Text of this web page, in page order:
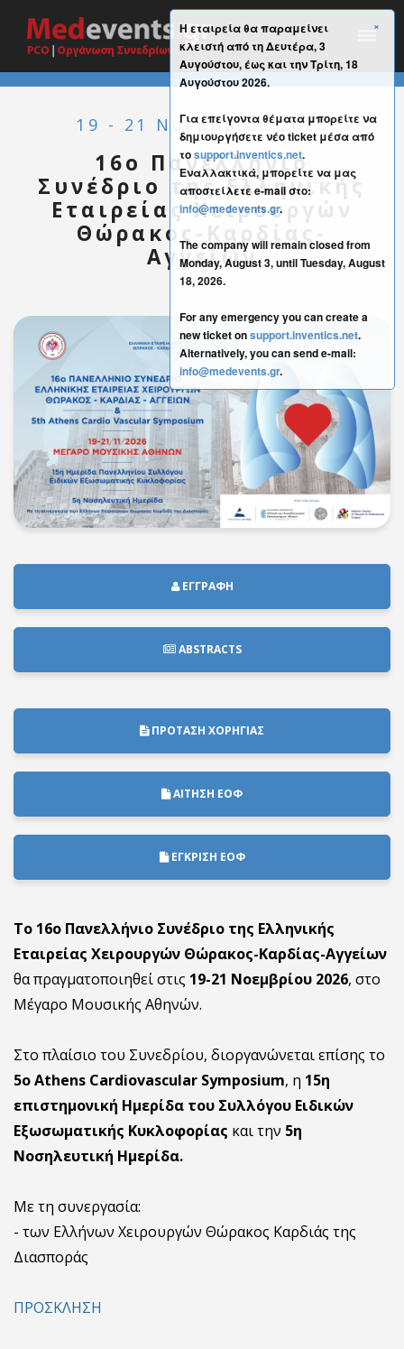
19 - 21 Νοεμβρίου 2026
16ο Πανελλήνιο
Συνέδριο της Ελληνικής
Εταιρείας Χειρουργών
Θώρακος-Καρδίας-
Αγγείων
ΕΓΓΡΑΦΗ
ABSTRACTS
ΠΡΟΤΑΣΗ ΧΟΡΗΓΙΑΣ
ΑΙΤΗΣΗ ΕΟΦ
ΕΓΚΡΙΣΗ ΕΟΦ
Το 16ο Πανελλήνιο Συνέδριο της Ελληνικής
Εταιρείας Χειρουργών Θώρακος-Καρδίας-Αγγείων
θα πραγματοποιηθεί στις 19-21 Νοεμβρίου 2026, στο
Μέγαρο Μουσικής Αθηνών.
Στο πλαίσιο του Συνεδρίου, διοργανώνεται επίσης το
5ο Athens Cardiovascular Symposium, η 15η
επιστημονική Ημερίδα του Συλλόγου Ειδικών
Εξωσωματικής Κυκλοφορίας και την 5η
Νοσηλευτική Ημερίδα.
Με τη συνεργασία:
- των Ελλήνων Χειρουργών Θώρακος Καρδιάς της
Διασποράς
ΠΡΟΣΚΛΗΣΗ
×
Η εταιρεία θα παραμείνει
κλειστή από τη Δευτέρα, 3
Αυγούστου, έως και την Τρίτη, 18
Αυγούστου 2026.
Για επείγοντα θέματα μπορείτε να
δημιουργήσετε νέο ticket μέσα από
τοsupport.inventics.net.
Εναλλακτικά, μπορείτε να μας
αποστείλετε e-mail στο:
info@medevents.gr.
The company will remain closed from
Monday, August 3, until Tuesday, August
18, 2026.
For any emergency you can create a
new ticket onsupport.inventics.net.
Alternatively, you can send e-mail:
info@medevents.gr.